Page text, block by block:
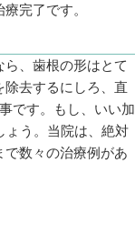
完了です。
、歯根の形はとて
去するにしろ、直
です。もし、いい加
ょう。当院は、絶対
数々の治療例があ